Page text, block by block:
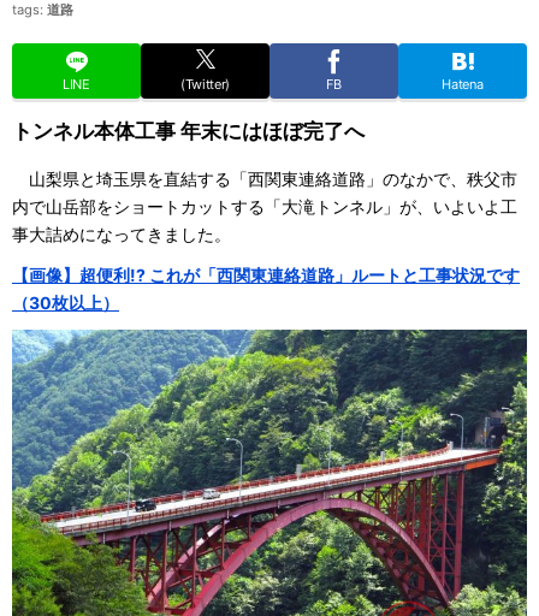
tags: 道路
LINE (Twitter) FB Hatena
トンネル本体工事 年末にはほぼ完了へ
山梨県と埼玉県を直結する「西関東連絡道路」のなかで、秩父市
内で山岳部をショートカットする「大滝トンネル」が、いよいよ工
事大詰めになってきました。
【画像】超便利!? これが「西関東連絡道路」ルートと工事状況です
（30枚以上）